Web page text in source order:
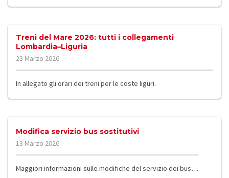
Treni del Mare 2026: tutti i collegamenti
Lombardia–Liguria
23 Marzo 2026
In allegato gli orari dei treni per le coste liguri.
Modifica servizio bus sostitutivi
13 Marzo 2026
Maggiori informazioni sulle modifiche del servizio dei bus…